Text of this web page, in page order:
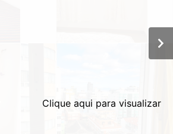
Clique aqui para visualizar